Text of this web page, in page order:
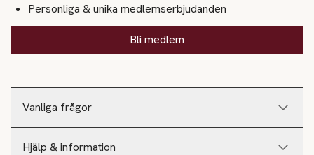
Vanliga frågor
Hjälp & information
Personliga & unika medlemserbjudanden
Bli medlem